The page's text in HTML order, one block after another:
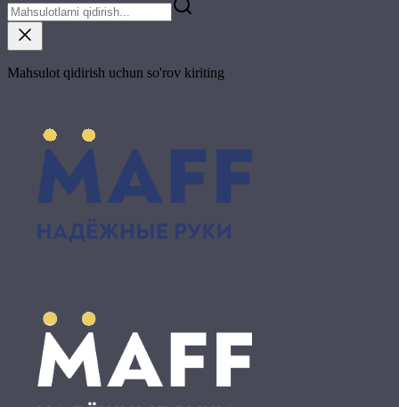
Mahsulot qidirish uchun so'rov kiriting